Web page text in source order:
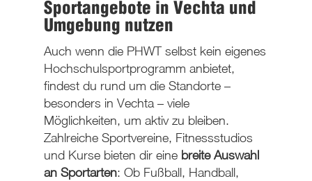
Sportangebote in Vechta und
Umgebung nutzen
Auch wenn die PHWT selbst kein eigenes
Hochschulsportprogramm anbietet,
findest du rund um die Standorte –
besonders in Vechta – viele
Möglichkeiten, um aktiv zu bleiben.
Zahlreiche Sportvereine, Fitnessstudios
und Kurse bieten dir eine breite Auswahl
an Sportarten: Ob Fußball, Handball,